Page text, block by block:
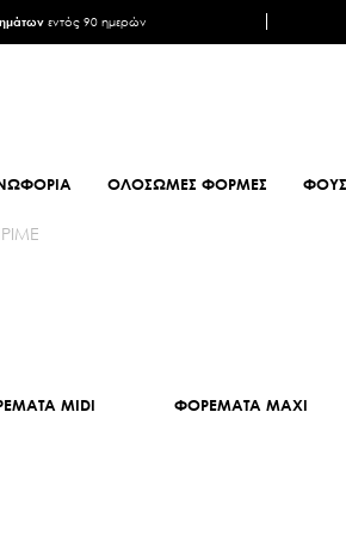
εντός 90 ημερών
ΟΛΟΣΩΜΕΣ ΦΟΡΜΕΣ
ΦΟΥΛΑΡΙΑ ΣΑΤΕΝ
MIDI ΦΟΡΕΜΑΤΑ MAXI